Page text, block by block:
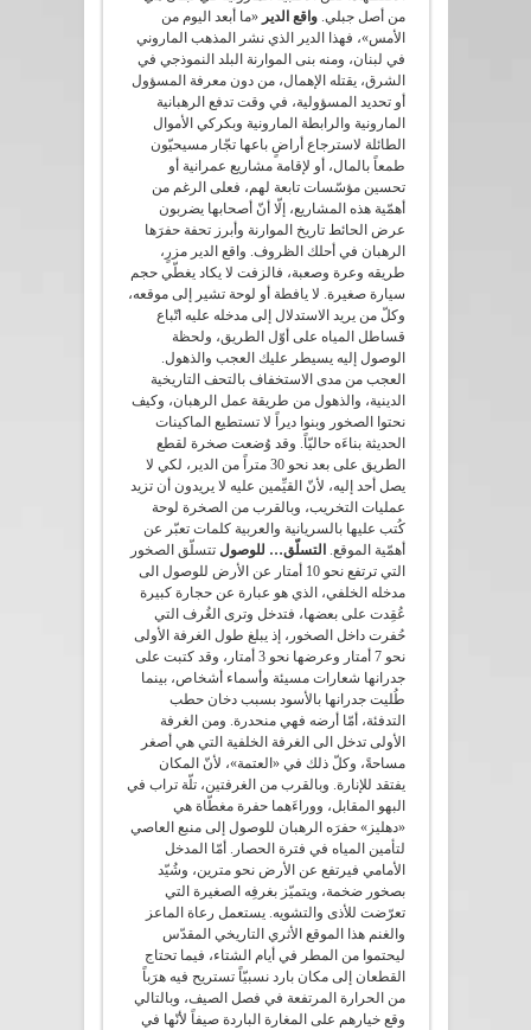
من أصل جبلي.واقع الدير «ما أبعد اليوم من
الأمس»، فهذا الدير الذي نشر المذهب الماروني
في لبنان، ومنه بنى الموارنة البلد النموذجي في
الشرق، يقتله الإهمال، من دون معرفة المسؤول
أو تحديد المسؤولية، في وقت تدفع الرهبانية
المارونية والرابطة المارونية وبكركي الأموال
الطائلة لاسترجاع أراضٍ باعها تجّار مسيحيّون
طمعاً بالمال، أو لإقامة مشاريع عمرانية أو
تحسين مؤسّسات تابعة لهم، فعلى الرغم من
أهمّية هذه المشاريع، إلّا أنّ أصحابها يضربون
عرض الحائط تاريخ الموارنة وأبرز تحفة حفرَها
الرهبان في أحلك الظروف. واقع الدير مزرٍ،
طريقه وعرة وصعبة، فالزفت لا يكاد يغطّي حجم
سيارة صغيرة. لا يافطة أو لوحة تشير إلى موقعه،
وكلّ من يريد الاستدلال إلى مدخله عليه اتّباع
قساطل المياه على أوّل الطريق، ولحظة
الوصول إليه يسيطر عليك العجب والذهول.
العجب من مدى الاستخفاف بالتحف التاريخية
الدينية، والذهول من طريقة عمل الرهبان، وكيف
نحتوا الصخور وبنوا ديراً لا تستطيع الماكينات
الحديثة بناءَه حاليّاً. وقد وُضعت صخرة لقطع
الطريق على بعد نحو 30 متراً من الدير، لكي لا
يصل أحد إليه، لأنّ القيِّمين عليه لا يريدون أن تزيد
عمليات التخريب، وبالقرب من الصخرة لوحة
كُتب عليها بالسريانية والعربية كلمات تعبّر عن
أهمّية الموقع. التسلّق… للوصول تتسلّق الصخور
التي ترتفع نحو 10 أمتار عن الأرض للوصول الى
مدخله الخلفي، الذي هو عبارة عن حجارة كبيرة
عُقِدت على بعضها، فتدخل وترى الغُرف التي
حُفرت داخل الصخور، إذ يبلغ طول الغرفة الأولى
نحو 7 أمتار وعرضها نحو 3 أمتار، وقد كتبت على
جدرانها شعارات مسيئة وأسماء أشخاص، بينما
طُليت جدرانها بالأسود بسبب دخان حطب
التدفئة، أمّا أرضه فهي منحدرة. ومن الغرفة
الأولى تدخل الى الغرفة الخلفية التي هي أصغر
مساحةً، وكلّ ذلك في «العتمة»، لأنّ المكان
يفتقد للإنارة. وبالقرب من الغرفتين، تلّة تراب في
البهو المقابل، ووراءَهما حفرة مغطّاة هي
«دهليز» حفرَه الرهبان للوصول إلى منبع العاصي
لتأمين المياه في فترة الحصار. أمّا المدخل
الأمامي فيرتفع عن الأرض نحو مترين، وشُيّد
بصخور ضخمة، ويتميّز بغرفِه الصغيرة التي
تعرّضت للأذى والتشويه. يستعمل رعاة الماعز
والغنم هذا الموقع الأثري التاريخي المقدّس
ليحتموا من المطر في أيام الشتاء، فيما تحتاج
القطعان إلى مكان بارد نسبيّاً تستريح فيه هرَباً
من الحرارة المرتفعة في فصل الصيف، وبالتالي
وقع خيارهم على المغارة الباردة صيفاً لأنّها في